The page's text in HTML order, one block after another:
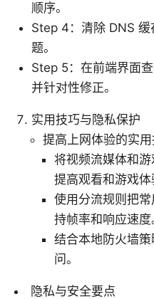
顺序。
Step 4：清除 DNS 缓
题。
Step 5：在前端界面
并针对性修正。
实用技巧与隐私保护
提高上网体验的实
将视频流媒体和游
提高观看和游戏体
使用分流规则把
持帧率和响应速度
结合本地防火墙
问。
隐私与安全要点